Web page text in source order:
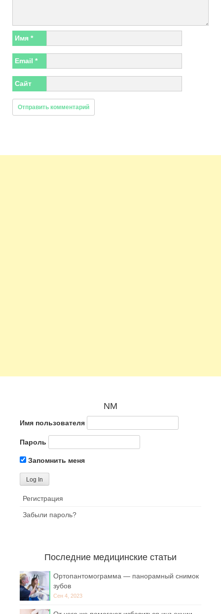
Имя *
Email *
Сайт
NM
Имя пользователя
Пароль
Запомнить меня
Регистрация
Забыли пароль?
Последние медицинские статьи
Ортопантомограмма — панорамный снимок
зубов
Сен 4, 2023